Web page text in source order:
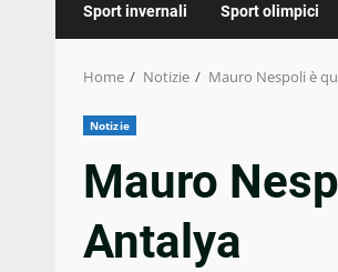
Sport invernali Sport olimpici
Home Notizie Mauro Nespoli è
Notizie
Mauro
Antalya